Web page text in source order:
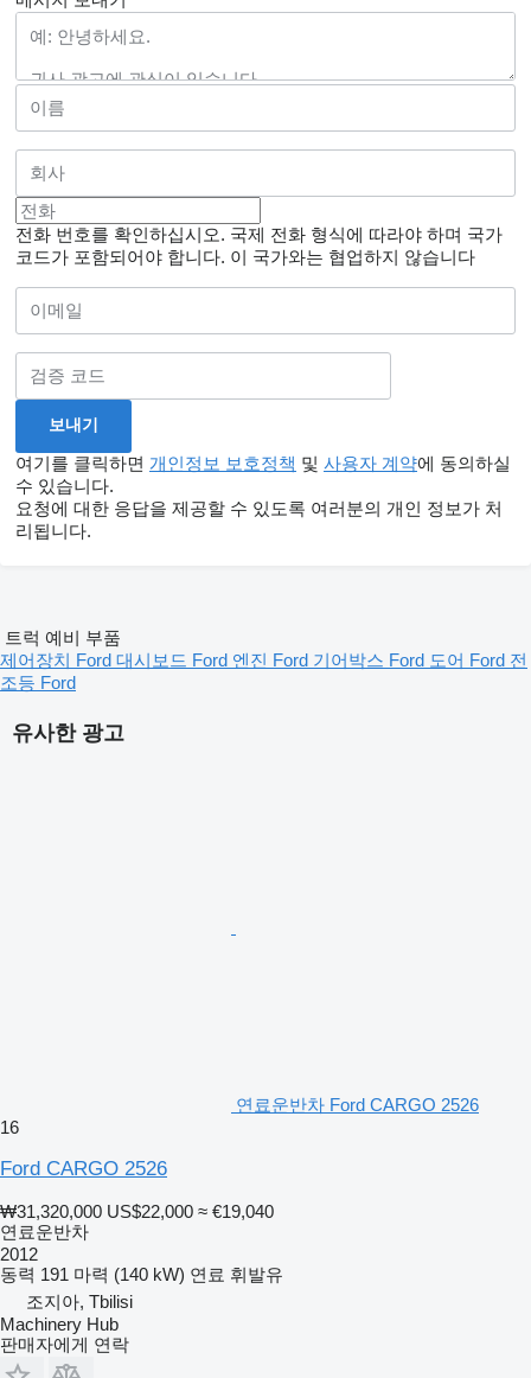
전화 번호를 확인하십시오. 국제 전화 형식에 따라야 하며 국가
코드가 포함되어야 합니다. 이 국가와는 협업하지 않습니다
여기를 클릭하면 개인정보 보호정책 및 사용자 계약에 동의하실
수 있습니다.
요청에 대한 응답을 제공할 수 있도록 여러분의 개인 정보가 처
리됩니다.
유사한 광고
연료운반차 Ford CARGO 2526
16
Ford CARGO 2526
₩31,320,000 US$22,000 ≈ €19,040
연료운반차
2012
동력 191 마력 (140 kW) 연료 휘발유
조지아, Tbilisi
Machinery Hub
판매자에게 연락
트럭 예비 부품
제어장치 Ford 대시보드 Ford 엔진 Ford 기어박스 Ford 도어 Ford 전
조등 Ford